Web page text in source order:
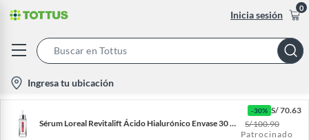
Inicia sesión
0
c
Ingresa tu ubicación
Sérum Loreal Revitalift Ácido Hialurónico Envase 30 mL
-30% S/70.63
S/100.90
Patrocinado